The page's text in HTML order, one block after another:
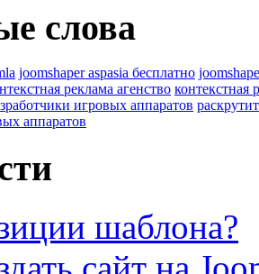
слова
joomshaper aspasia бесплатно
реклама агенство контекстная
игровых аппаратов
аппаратов
шаблона?